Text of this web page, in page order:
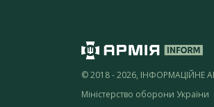
© 2018 - 2026, ІНФОРМАЦІЙНЕ
Міністерство оборони України